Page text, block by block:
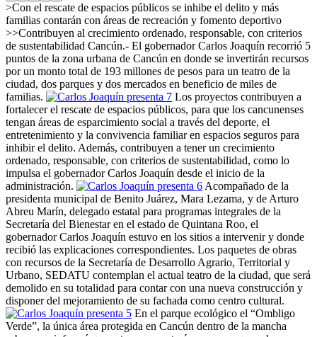
>Con el rescate de espacios públicos se inhibe el delito y más
familias contarán con áreas de recreación y fomento deportivo
>>Contribuyen al crecimiento ordenado, responsable, con criterios
de sustentabilidad Cancún.- El gobernador Carlos Joaquín recorrió 5
puntos de la zona urbana de Cancún en donde se invertirán recursos
por un monto total de 193 millones de pesos para un teatro de la
ciudad, dos parques y dos mercados en beneficio de miles de
familias.
Los proyectos contribuyen a
fortalecer el rescate de espacios públicos, para que los cancunenses
tengan áreas de esparcimiento social a través del deporte, el
entretenimiento y la convivencia familiar en espacios seguros para
inhibir el delito. Además, contribuyen a tener un crecimiento
ordenado, responsable, con criterios de sustentabilidad, como lo
impulsa el gobernador Carlos Joaquín desde el inicio de la
administración.
Acompañado de la
presidenta municipal de Benito Juárez, Mara Lezama, y de Arturo
Abreu Marín, delegado estatal para programas integrales de la
Secretaría del Bienestar en el estado de Quintana Roo, el
gobernador Carlos Joaquín estuvo en los sitios a intervenir y donde
recibió las explicaciones correspondientes. Los paquetes de obras
con recursos de la Secretaría de Desarrollo Agrario, Territorial y
Urbano, SEDATU contemplan el actual teatro de la ciudad, que será
demolido en su totalidad para contar con una nueva construcción y
disponer del mejoramiento de su fachada como centro cultural.
En el parque ecológico el “Ombligo
Verde”, la única área protegida en Cancún dentro de la mancha